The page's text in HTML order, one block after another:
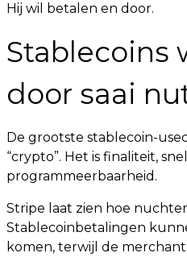
Hij wil betalen en door.
Stablecoins
door saai
De grootste stablecoin-
“crypto”. Het is finaliteit,
programmeerbaarheid.
Stripe laat zien hoe
Stablecoinbetalingen
komen, terwijl de